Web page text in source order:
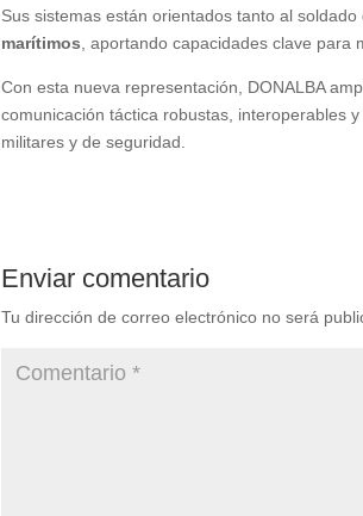
Sus sistemas están orientados tanto al
marítimos , aportando capacidades clave
Con esta nueva representación, DONALBA
comunicación táctica robustas, interoperables
militares y de seguridad.
Enviar comentario
Tu dirección de correo electrónico no será